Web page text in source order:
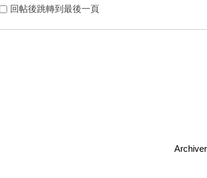
回帖後跳轉到最後一頁
Archiver